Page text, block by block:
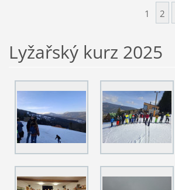
1 2
Lyžařský kurz 2025